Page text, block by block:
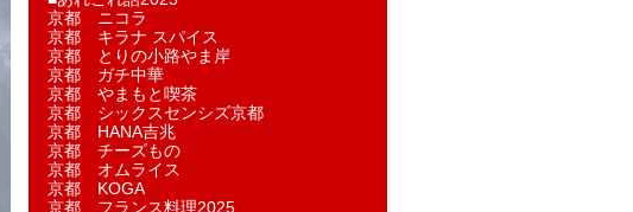
京都 ニコラ
京都 キラナ スパイス
京都 とりの小路やま岸
京都 ガチ中華
京都 やまもと喫茶
京都 シックスセンシズ京都
京都 HANA吉兆
京都 チーズもの
京都 オムライス
京都 KOGA
京都 フランス料理2025